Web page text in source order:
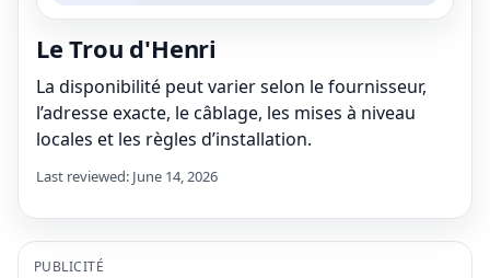
Le Trou d'Henri
La disponibilité peut varier selon le fournisseur,
l’adresse exacte, le câblage, les mises à niveau
locales et les règles d’installation.
Last reviewed: June 14, 2026
PUBLICITÉ